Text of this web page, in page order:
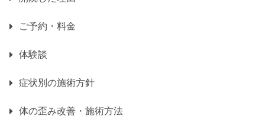
ご予約・料金
体験談
症状別の施術方針
体の歪み改善・施術方法